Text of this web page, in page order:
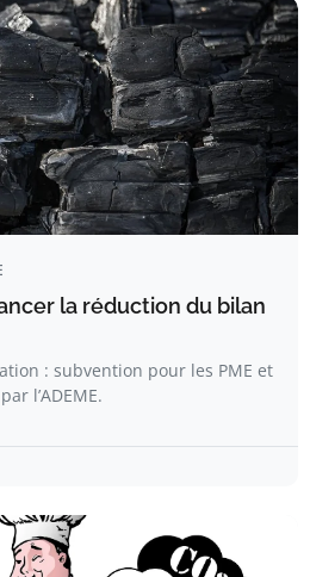
la réduction du bilan
: subvention pour les PME et
l’ADEME.